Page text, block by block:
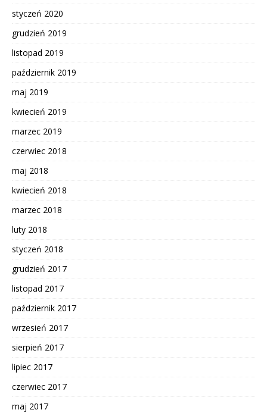
styczeń 2020
grudzień 2019
listopad 2019
październik 2019
maj 2019
kwiecień 2019
marzec 2019
czerwiec 2018
maj 2018
kwiecień 2018
marzec 2018
luty 2018
styczeń 2018
grudzień 2017
listopad 2017
październik 2017
wrzesień 2017
sierpień 2017
lipiec 2017
czerwiec 2017
maj 2017